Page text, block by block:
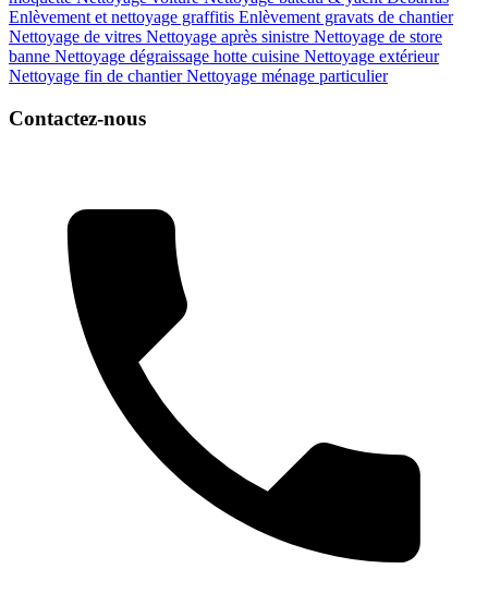
Enlèvement et nettoyage graffitis Enlèvement gravats de chantier
Nettoyage de vitres Nettoyage après sinistre Nettoyage de store
banne Nettoyage dégraissage hotte cuisine Nettoyage extérieur
Nettoyage fin de chantierNettoyage ménage particulier
Contactez-nous